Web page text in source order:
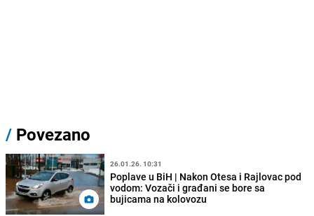
/ Povezano
26.01.26. 10:31
Poplave u BiH | Nakon Otesa i Rajlovac pod
vodom: Vozači i građani se bore sa
bujicama na kolovozu